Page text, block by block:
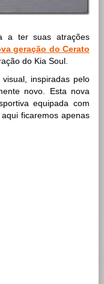
a ter suas atrações
geração do Cerato
do Kia Soul.
inspiradas pelo
novo. Esta nova
equipada com
ficaremos apenas